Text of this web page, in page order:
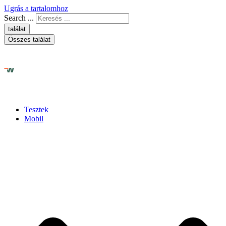
Ugrás a tartalomhoz
Search ...
találat
Összes találat
Tesztek
Mobil